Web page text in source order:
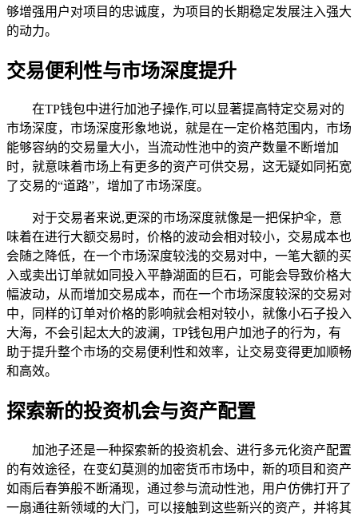
够增强用户对项目的忠诚度，为项目的长期稳定发展注入强大
的动力。
交易便利性与市场深度提升
在TP钱包中进行加池子操作,可以显著提高特定交易对的
市场深度，市场深度形象地说，就是在一定价格范围内，市场
能够容纳的交易量大小，当流动性池中的资产数量不断增加
时，就意味着市场上有更多的资产可供交易，这无疑如同拓宽
了交易的“道路”，增加了市场深度。
对于交易者来说,更深的市场深度就像是一把保护伞，意
味着在进行大额交易时，价格的波动会相对较小，交易成本也
会随之降低，在一个市场深度较浅的交易对中，一笔大额的买
入或卖出订单就如同投入平静湖面的巨石，可能会导致价格大
幅波动，从而增加交易成本，而在一个市场深度较深的交易对
中，同样的订单对价格的影响就会相对较小，就像小石子投入
大海，不会引起太大的波澜，TP钱包用户加池子的行为，有
助于提升整个市场的交易便利性和效率，让交易变得更加顺畅
和高效。
探索新的投资机会与资产配置
加池子还是一种探索新的投资机会、进行多元化资产配置
的有效途径，在变幻莫测的加密货币市场中，新的项目和资产
如雨后春笋般不断涌现，通过参与流动性池，用户仿佛打开了
一扇通往新领域的大门，可以接触到这些新兴的资产，并将其